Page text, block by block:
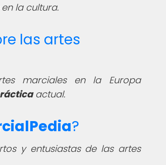
la cultura.
las artes
marciales en la Europa
actual.
?
y entusiastas de las artes